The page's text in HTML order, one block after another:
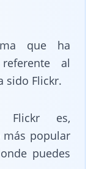
que ha
al
sido Flickr.
Flickr es,
más popular
puedes